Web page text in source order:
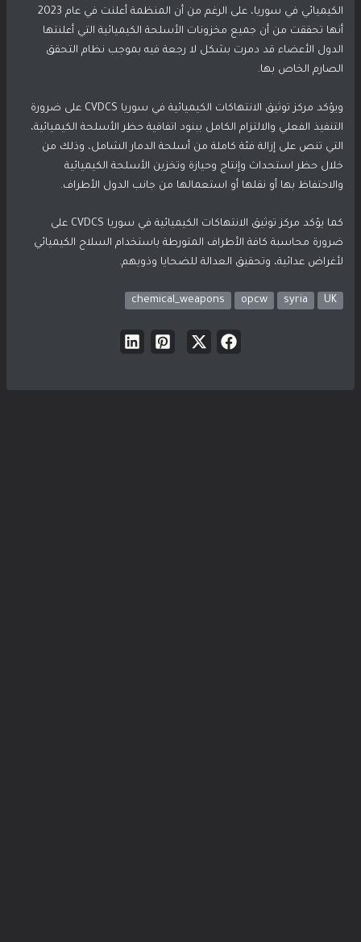
الكيميائي في سوريا، على الرغم من أن المنظمة أعلنت في عام 2023
أنها تحققت من أن جميع مخزونات الأسلحة الكيميائية التي أعلنتها
الدول الأعضاء قد دمرت بشكل لا رجعة فيه بموجب نظام التحقق
الصارم الخاص بها.
ويؤكد مركز توثيق الانتهاكات الكيميائية في سوريا CVDCS على ضرورة
التنفيذ الفعلي والالتزام الكامل ببنود اتفاقية حظر الأسلحة الكيميائية،
التي تنص على إزالة فئة كاملة من أسلحة الدمار الشامل، وذلك من
خلال حظر استحداث وإنتاج وحيازة وتخزين الأسلحة الكيميائية
والاحتفاظ بها أو نقلها أو استعمالها من جانب الدول الأطراف.
كما يؤكد مركز توثيق الانتهاكات الكيميائية في سوريا CVDCS على
ضرورة محاسبة كافة الأطراف المتورطة باستخدام السلاح الكيميائي
لأغراض عدائية، وتحقيق العدالة للضحايا وذويهم.
chemical_weapons opcw syria UK